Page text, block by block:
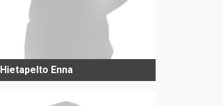
Hietapelto Enna